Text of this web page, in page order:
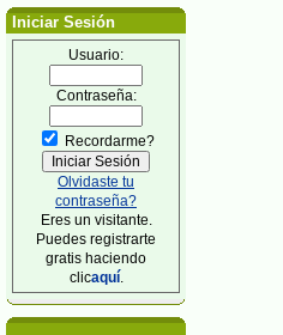
Iniciar Sesión
Usuario:
Contraseña:
Recordarme?
Olvidaste tu
contraseña?
Eres un visitante.
Puedes registrarte
gratis haciendo
clicaquí.